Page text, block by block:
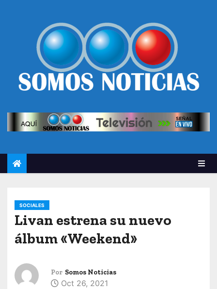
SOCIALES
Livan estrena su nuevo
álbum «Weekend»
Por Somos Noticias
Oct 26, 2021